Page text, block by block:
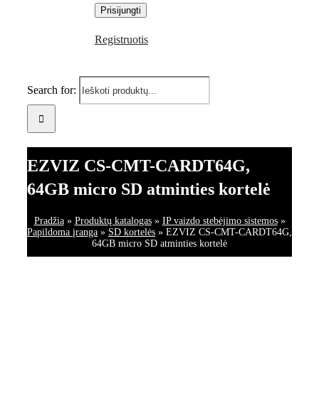
Registruotis
Search for:
EZVIZ CS-CMT-CARDT64G,
64GB micro SD atminties kortelė
Pradžia» Produktų katalogas» IP vaizdo stebėjimo sistemos»
Papildoma įranga » SD kortelės » EZVIZ CS-CMT-CARDT64G,
64GB micro SD atminties kortelė